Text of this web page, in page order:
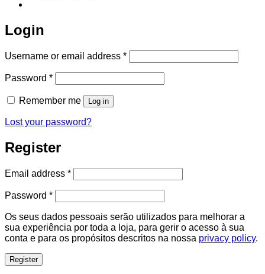
Login
Username or email address *Required
Password *Required
Remember me Log in
Lost your password?
Register
Email address *Required
Password *Required
Os seus dados pessoais serão utilizados para melhorar a
sua experiência por toda a loja, para gerir o acesso à sua
conta e para os propósitos descritos na nossa privacy policy.
Register